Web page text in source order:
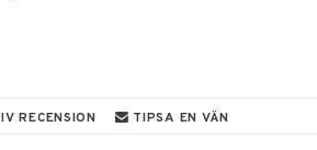
RECENSION TIPSA EN VÄN